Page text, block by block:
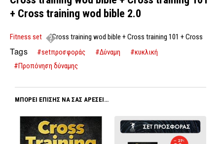
+ Cross training wod bible 2.0
Fitness set
Cross training wod bible + Cross training 101 + Cross
training wod bible 2.0
Tags #setπροσφοράς #Δύναμη
#κυκλική
#Προπόνηση δύναμης
ΜΠΟΡΕΊ ΕΠΊΣΗΣ ΝΑ ΣΑΣ ΑΡΈΣΕΙ…